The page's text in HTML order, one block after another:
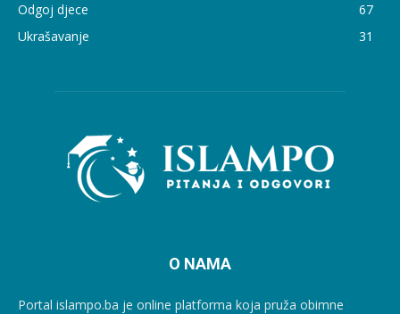
Odgoj djece
67
Ukrašavanje
31
O NAMA
Portal islampo.ba je online platforma koja pruža obimne